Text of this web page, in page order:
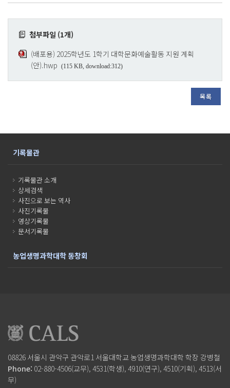
첨부파일 (1개)
(배포용) 2025학년도 1학기 대학문화예술활동 지원 계획
(안).hwp (115 KB, download:312)
목록
기록물관
기록물관 소개
상세검색
사진으로 보는 역사
사진기록물
영상기록물
문서기록물
농업생명과학대학 동창회
08826 서울시 관악구 관악로1 서울대학교 농업생명과학대학 학장 강병철
Phone: 02-880-4506(교무), 4531(학생), 4910(연구), 4510(기획), 4513(서
무)